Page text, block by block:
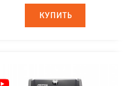
КУПИТЬ
КУПИТЬ